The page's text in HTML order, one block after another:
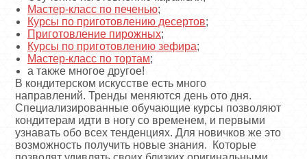
Мастер-класс по печенью;
Курсы по приготовлению десертов;
Приготовление пирожных;
Курсы по приготовлению зефира;
Мастер-класс по тортам;
а также многое другое!
В кондитерском искусстве есть много
направлений. Тренды меняются день ото дня.
Специализированные обучающие курсы позволяют
кондитерам идти в ногу со временем, и первыми
узнавать обо всех тенденциях. Для новичков же это
возможность получить новые знания. Которые